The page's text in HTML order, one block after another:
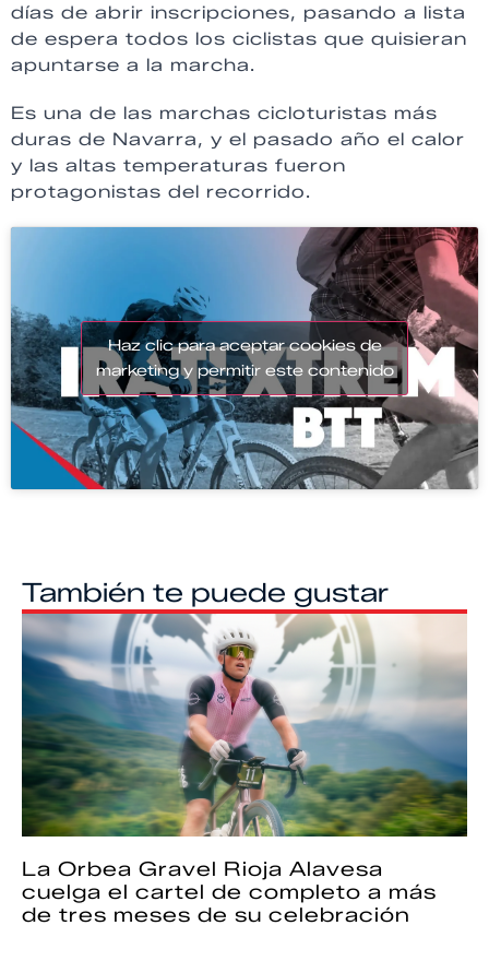
días de abrir inscripciones, pasando a lista
de espera todos los ciclistas que quisieran
apuntarse a la marcha.
Es una de las marchas cicloturistas más
duras de Navarra, y el pasado año el calor
y las altas temperaturas fueron
protagonistas del recorrido.
Haz clic para aceptar cookies de
marketing y permitir este contenido
También te puede gustar
La Orbea Gravel Rioja Alavesa
cuelga el cartel de completo a más
de tres meses de su celebración